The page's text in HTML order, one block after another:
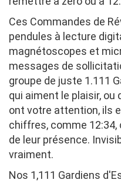
Ces Commandes de
pendules à lecture
magnétoscopes et
messages de
groupe de juste 1.111
qui aiment le plaisir, ou
ont votre attention, ils
chiffres, comme 12:34,
de leur présence.
vraiment.
Nos 1,111 Gardiens